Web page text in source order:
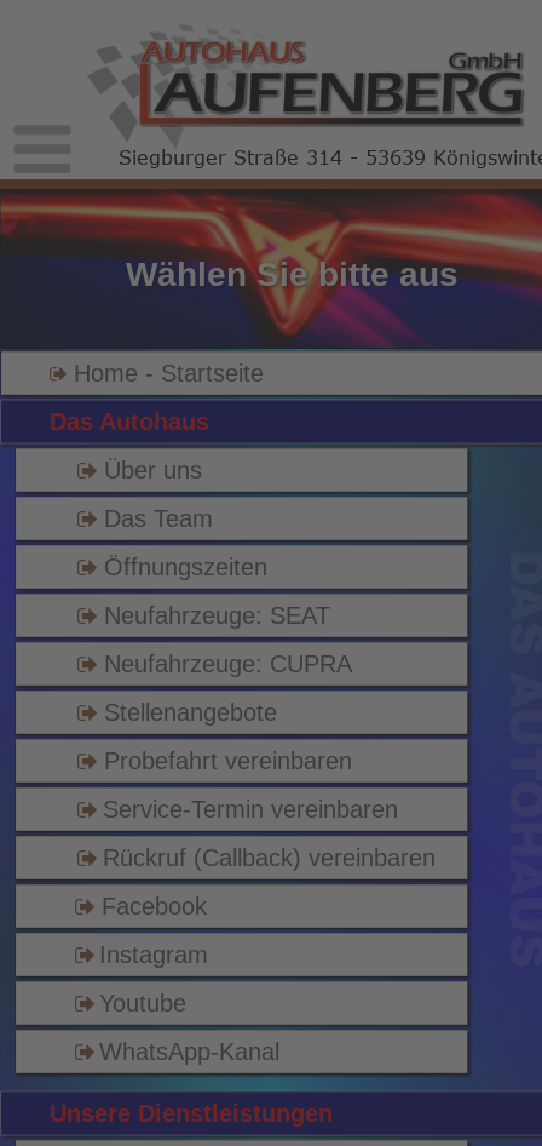
Wählen Sie bitte aus
Home - Startseite
Das Autohaus
Über uns
Das Team
Öffnungszeiten
Stellenangebote
Probefahrt vereinbaren
Service-Termin vereinbaren
Facebook
Unsere Dienstleistungen
Instagram
Youtube
WhatsApp-Kanal
Neufahrzeuge: SEAT
Neufahrzeuge: CUPRA
Rückruf (Callback) vereinbaren
Siegburger Straße 314 - 53639